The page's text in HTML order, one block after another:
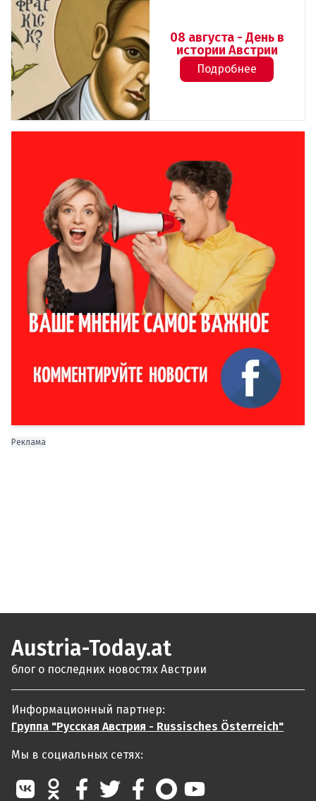
08 августа - День в
истории Австрии
Подробнее
Реклама
Austria-Today.at
блог о последних новостях Австрии
Информационный партнер:
Группа "Русская Австрия - Russisches Österreich"
Мы в социальных сетях: